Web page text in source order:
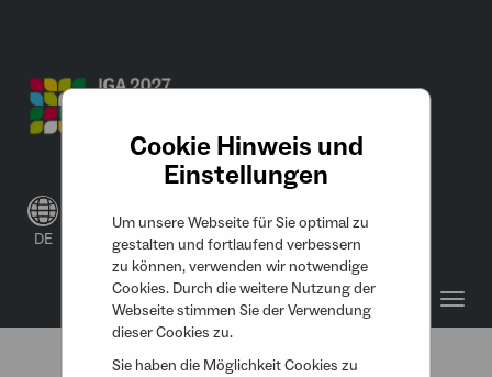
Cookie Hinweis und
Einstellungen
Um unsere Webseite für Sie optimal zu
gestalten und fortlaufend verbessern
zu können, verwenden wir notwendige
Cookies. Durch die weitere Nutzung der
Webseite stimmen Sie der Verwendung
dieser Cookies zu.
Sie haben die Möglichkeit Cookies zu
DE Anmelden 0,00 €